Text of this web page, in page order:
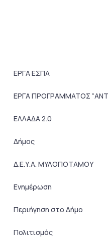
ΕΡΓΑ ΕΣΠΑ
ΕΡΓΑ ΠΡΟΓΡΑΜΜΑΤΟΣ
ΕΛΛΑΔΑ 2.0
Δήμος
Δ.Ε.Υ.Α. ΜΥΛΟΠΟΤΑΜΟΥ
Ενημέρωση
Περιήγηση στο Δήμο
Πολιτισμός